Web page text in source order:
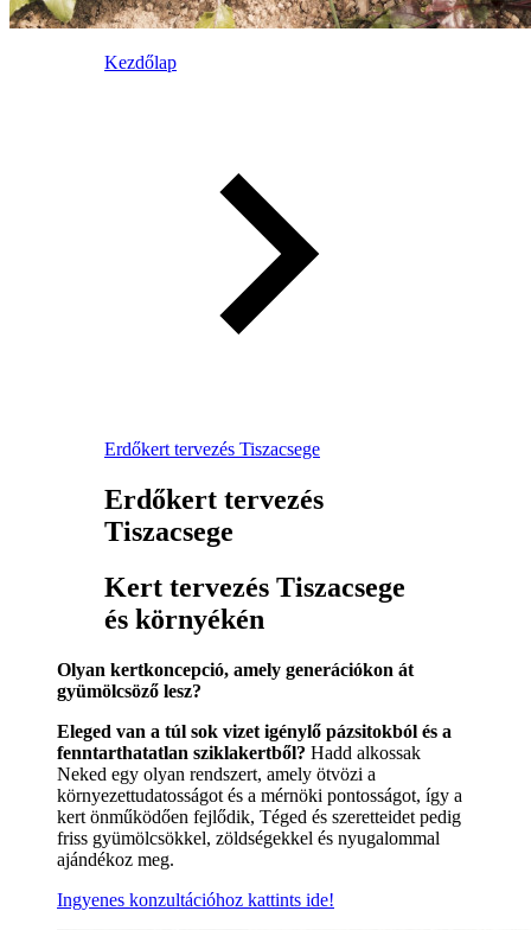
Kezdőlap
Erdőkert tervezés Tiszacsege
Erdőkert tervezés
Tiszacsege
Kert tervezés Tiszacsege
és környékén
Olyan kertkoncepció, amely generációkon át
gyümölcsöző lesz?
Eleged van a túl sok vizet igénylő pázsitokból és a
fenntarthatatlan sziklakertből? Hadd alkossak
Neked egy olyan rendszert, amely ötvözi a
környezettudatosságot és a mérnöki pontosságot, így a
kert önműködően fejlődik, Téged és szeretteidet pedig
friss gyümölcsökkel, zöldségekkel és nyugalommal
ajándékoz meg.
Ingyenes konzultációhoz kattints ide!